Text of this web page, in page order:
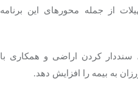
از جمله محورهای این برنامه
سنددار کردن اراضی و همکاری با
به بیمه را افزایش دهد.